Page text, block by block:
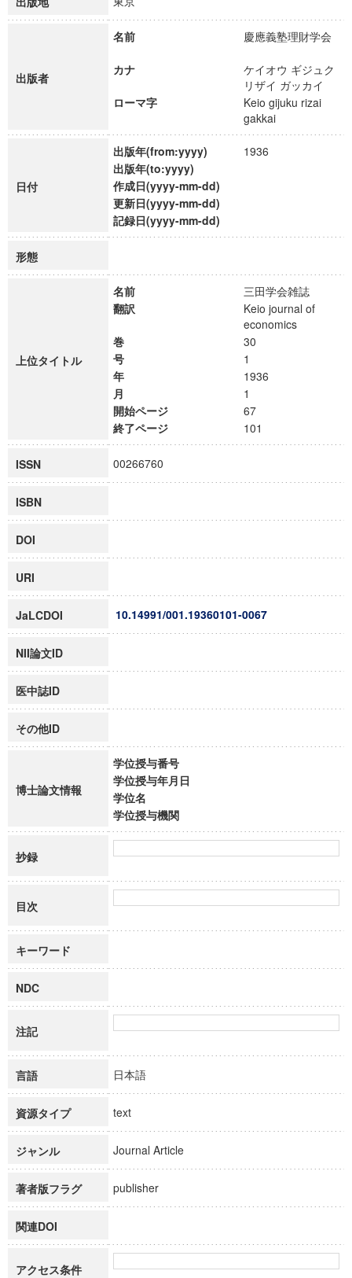
出版者
名前 慶應義塾理財学会
カナ
ケイオウ ギジュク
リザイ ガッカイ
ローマ字
Keio gijuku rizai
gakkai
日付
出版年(from:yyyy)
1936
出版年(to:yyyy)
作成日(yyyy-mm-dd)
更新日(yyyy-mm-dd)
記録日(yyyy-mm-dd)
形態
上位タイトル
名前
三田学会雑誌
翻訳
Keio journal of
economics
巻
30
号
1
年
1936
月
1
開始ページ
67
終了ページ
101
ISSN 00266760
ISBN
DOI
URI
JaLCDOI 10.14991/001.19360101-0067
NII論文ID
医中誌ID
その他ID
博士論文情報
学位授与番号
学位授与年月日
学位名
学位授与機関
抄録
目次
キーワード
NDC
注記
言語 日本語
資源タイプ text
ジャンル Journal Article
著者版フラグ publisher
関連DOI
アクセス条件